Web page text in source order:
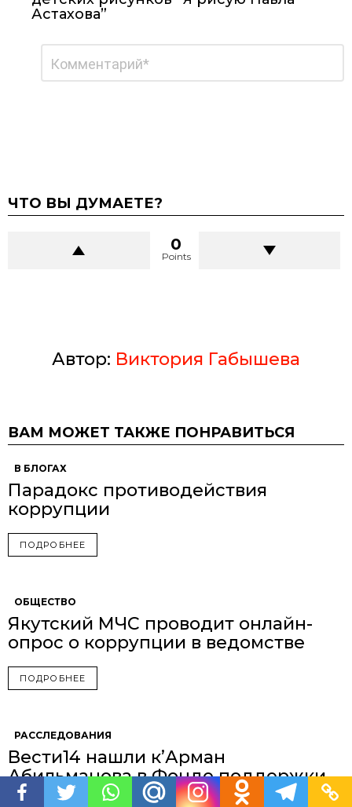
Астахова”
комментарий
ЧТО ВЫ ДУМАЕТЕ?
0
Points
Автор: Виктория Габышева
ВАМ МОЖЕТ ТАКЖЕ ПОНРАВИТЬСЯ
В БЛОГАХ
Парадокс противодействия
коррупции
ПОДРОБНЕЕ
ОБЩЕСТВО
Якутский МЧС проводит онлайн-
опрос о коррупции в ведомстве
ПОДРОБНЕЕ
РАССЛЕДОВАНИЯ
Вести14 нашли к’Арман
Абильманова в Фонде поддержки
предпринимательства Ленского